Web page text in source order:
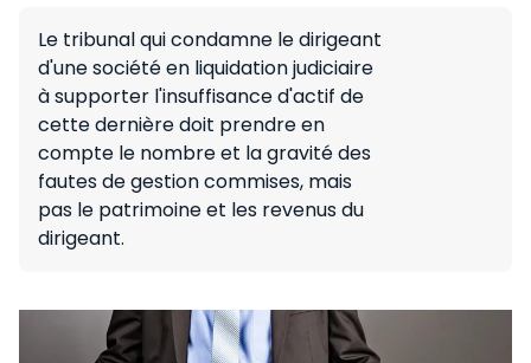
Le tribunal qui condamne le dirigeant
d'une société en liquidation judiciaire
à supporter l'insuffisance d'actif de
cette dernière doit prendre en
compte le nombre et la gravité des
fautes de gestion commises, mais
pas le patrimoine et les revenus du
dirigeant.